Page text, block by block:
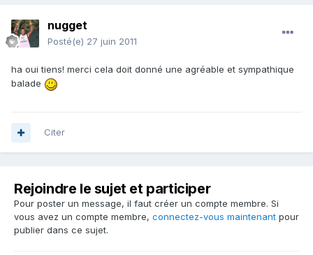
nugget
Posté(e) 27 juin 2011
ha oui tiens! merci cela doit donné une agréable et sympathique
balade
Citer
Rejoindre le sujet et participer
Pour poster un message, il faut créer un compte membre. Si
vous avez un compte membre, connectez-vous maintenant pour
publier dans ce sujet.